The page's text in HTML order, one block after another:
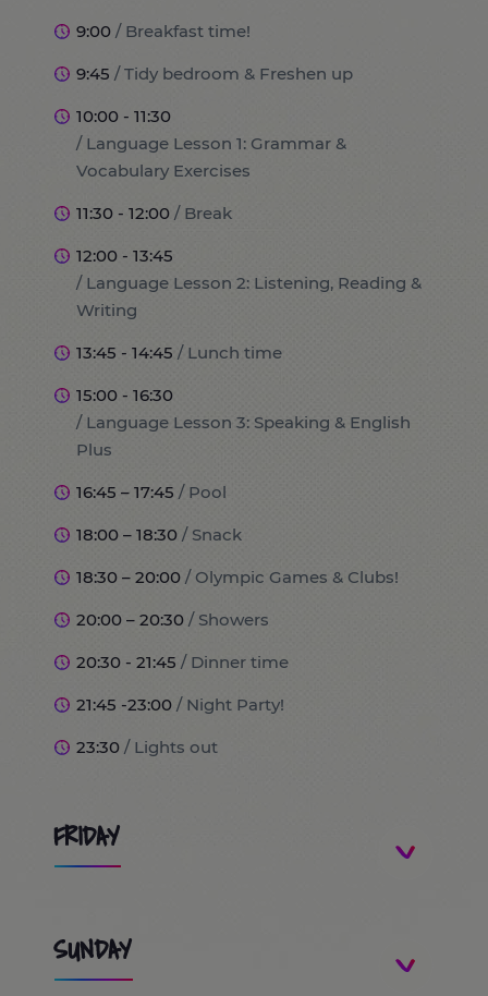
9:00 / Breakfast time!
9:45 / Tidy bedroom & Freshen up
10:00 - 11:30
/ Language Lesson 1: Grammar &
Vocabulary Exercises
11:30 - 12:00 / Break
12:00 - 13:45
/ Language Lesson 2: Listening, Reading &
Writing
13:45 - 14:45 / Lunch time
15:00 - 16:30
/ Language Lesson 3: Speaking & English
Plus
16:45 – 17:45 / Pool
18:00 – 18:30 / Snack
18:30 – 20:00 / Olympic Games & Clubs!
20:00 – 20:30 / Showers
20:30 - 21:45 / Dinner time
21:45 -23:00 / Night Party!
23:30 / Lights out
FRIDAY
9:00
/ Traslado a PortAventura World (excursión
SUNDAY